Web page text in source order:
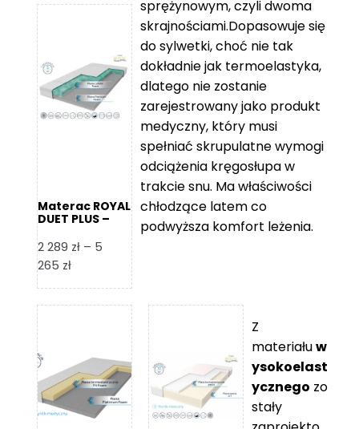
139 zł
do
2
109 zł
2
360 zł
5
365 zł
Materac ROYAL
DUET PLUS –
2 289 zł – 5
265 złZakres
od
do
5
265 zł
sprężynowym, czyli dwoma
skrajnościami.Dopasowuje się
do sylwetki, choć nie tak
dokładnie jak termoelastyka,
dlatego nie zostanie
zarejestrowany jako produkt
medyczny, który musi
spełniać skrupulatne wymogi
odciążenia kręgosłupa w
trakcie snu. Ma właściwości
chłodzące latem co
podwyższa komfort leżenia.
Z
materiałuw
ysokoelast
ycznego zo
stały